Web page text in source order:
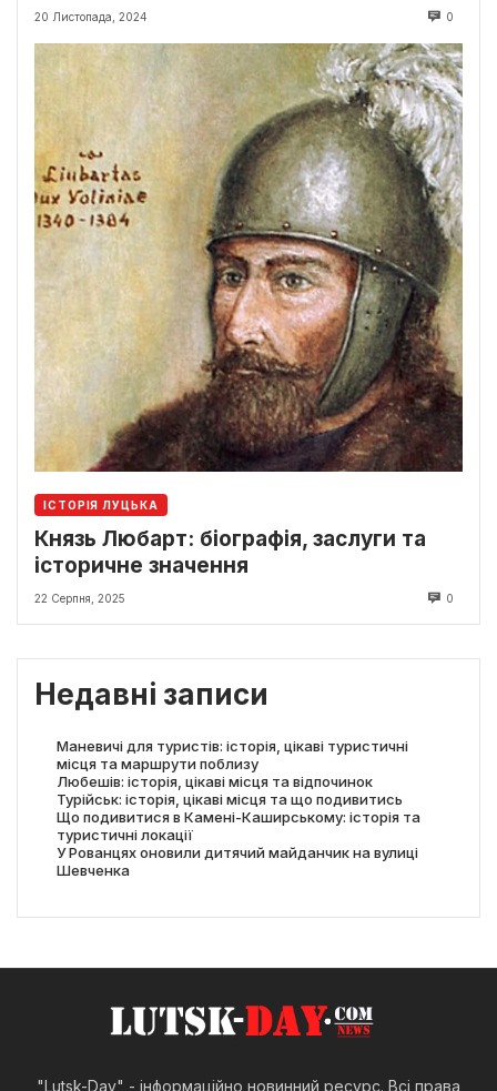
20 Листопада, 2024 0
ІСТОРІЯ ЛУЦЬКА
Князь Любарт: біографія, заслуги та
історичне значення
22 Серпня, 2025 0
Недавні записи
Маневичі для туристів: історія, цікаві туристичні
місця та маршрути поблизу
Любешів: історія, цікаві місця та відпочинок
Турійськ: історія, цікаві місця та що подивитись
Що подивитися в Камені-Каширському: історія та
туристичні локації
У Рованцях оновили дитячий майданчик на вулиці
Шевченка
"Lutsk-Day" - інформаційно новинний ресурс. Всі права